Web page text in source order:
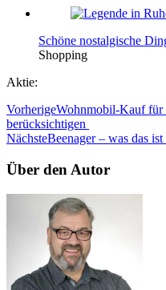
Schöne nostalgische
Shopping
Aktie:
VorherigeWohnmobil-Kauf für
berücksichtigen
NächsteBeenager – was das
Über den Autor